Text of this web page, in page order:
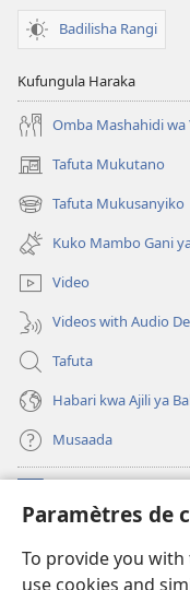
Paramètres de
To provide you
use cookies and
Badilisha Rangi
Kufungula Haraka
Omba Mashahidi
Tafuta Mukutano
(opens
new
window)
Tafuta Mukusanyiko
(opens
new
window)
Kuko Mambo Gani
Video
Videos with Audio
Tafuta
Habari kwa Ajili ya
Musaada
(opens
new
Maktaba ku
(opens
new